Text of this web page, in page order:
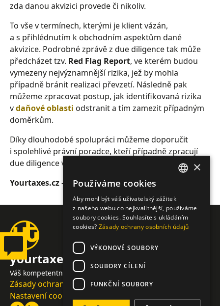
zda danou akvizici provede či nikoliv.
To vše v termínech, kterými je klient vázán,
a s přihlédnutím k obchodním aspektům dané
akvizice. Podrobné zprávě z due diligence tak může
předcházet tzv. Red Flag Report, ve kterém budou
vymezeny nejvýznamnější rizika, jež by mohla
případně bránit realizaci převzetí. Následně pak
můžeme zpracovat postup, jak identifikovaná rizika
vdaňové oblasti odstranit a tím zamezit případným
doměrkům.
Díky dlouhodobé spolupráci můžeme doporučit
i spolehlivé právní poradce, kteří případně zpracují
due diligence ve vztahu k
Yourtaxes.cz- provedení due diligence
yourtaxes.cz
Váš kompetentní daňový poradce a spolehlivý účetní
Zásady ochrany osobních údajů
Nastavení cookies
GERMAN
×
Používáme cookies
Aby mohl být váš uživatelský zážitek
z našeho webu co nejkvalitnější, používáme
soubory cookies. Souhlasíte s ukládáním
cookies? Zásady ochrany osobních údajů
VÝKONOVÉ SOUBORY
SOUBORY CÍLENÍ
FUNKČNÍ SOUBORY